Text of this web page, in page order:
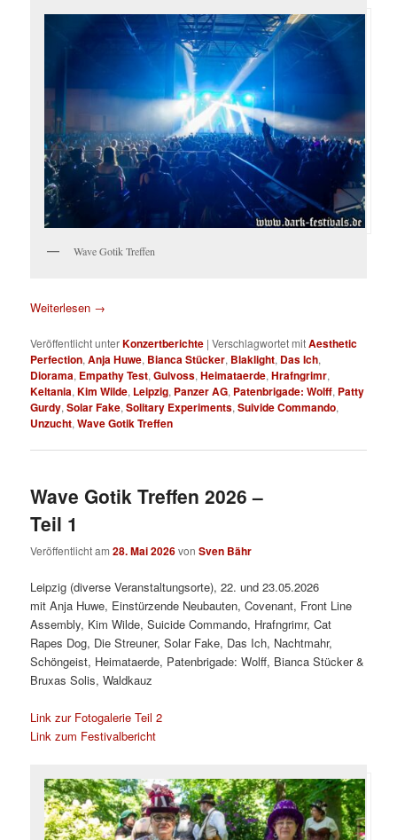
Wave Gotik Treffen
Weiterlesen →
Veröffentlicht unterKonzertberichte |Verschlagwortet mitAesthetic
Perfection,Anja Huwe, Bianca Stücker, Blaklight, Das Ich,
Diorama, Empathy Test,Gulvoss,Heimataerde,Hrafngrimr,
Keltania,Kim Wilde, Leipzig, Panzer AG, Patenbrigade: Wolff, Patty
Gurdy,Solar Fake,Solitary Experiments,Suivide Commando,
Unzucht,Wave Gotik Treffen
Wave Gotik Treffen 2026 –
Teil 1
Veröffentlicht am28. Mai 2026vonSven Bähr
Leipzig (diverse Veranstaltungsorte), 22. und 23.05.2026
mit Anja Huwe, Einstürzende Neubauten, Covenant, Front Line
Assembly, Kim Wilde, Suicide Commando, Hrafngrimr, Cat
Rapes Dog, Die Streuner, Solar Fake, Das Ich, Nachtmahr,
Schöngeist, Heimataerde, Patenbrigade: Wolff, Bianca Stücker &
Bruxas Solis, Waldkauz
Link zur Fotogalerie Teil 2
Link zum Festivalbericht